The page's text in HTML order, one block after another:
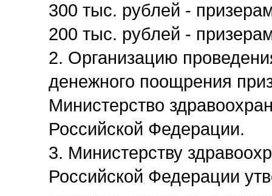
300 тыс. рублей -
200 тыс. рублей -
2. Организацию
денежного поощрения
Министерство
Российской Федерации.
3. Министерству
Российской Федерации